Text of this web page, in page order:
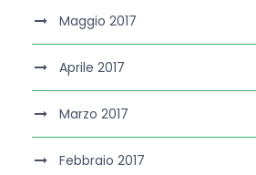
Maggio 2017
Aprile 2017
Marzo 2017
Febbraio 2017